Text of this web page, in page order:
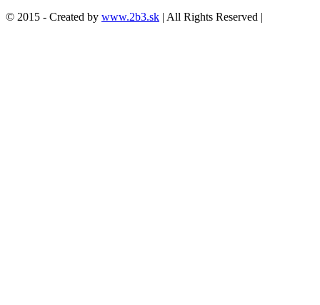
© 2015 - Created by www.2b3.sk | All Rights Reserved |